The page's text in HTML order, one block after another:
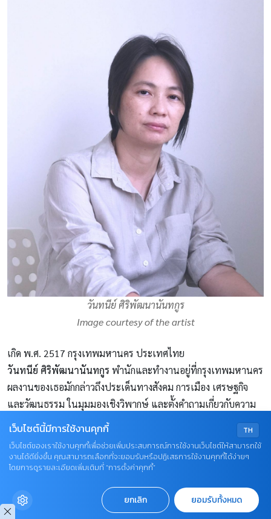
วันทนีย์ ศิริพัฒนานันทกูร
Image courtesy of the artist
เกิด พ.ศ. 2517 กรุงเทพมหานคร ประเทศไทย
วันทนีย์ ศิริพัฒนานันทกูรพำนักและทำงานอยู่ที่กรุงเทพมหานคร
ผลงานของเธอมักกล่าวถึงประเด็นทางสังคม การเมือง เศรษฐกิจ
และวัฒนธรรม ในมุมมองเชิงวิพากษ์ และตั้งคำถามเกี่ยวกับความ
หมายของชีวิต ผลงานที่ผ่านมาของเธอมีหลากหลายประเภท รวม
ถึงวิดีโออาร์ต ประติมากรรม ศิลปะจัดวาง และมักใช้สื่อมีเดียใหม่ ๆ
นิทรรศการกลุ่มที่วันทนีย์ร่วมจัดแสดงรวมถึงBIENALSUR, The
State of Thingsคัดสรรโดย เบเนเดตต้า คาสินี่ และ ลีอันโดร มาร์
ติเนซ เดปิเอตริ (Museo MACRO, Santiago, Argentina)
นิทรรศการ
Watch and Chill: Streaming Art to Your Homes
TH
เว็บไซต์นี้มีการใช้งานคุกกี้
เว็บไซต์ของเราใช้งานคุกกี้เพื่อช่วยเพิ่มประสบการณ์การใช้งานเว็บไซต์ให้สามารถใช้
งานได้ดียิ่งขึ้น คุณสามารถเลือกที่จะยอมรับหรือปฏิเสธการใช้งานคุกกี้ได้ง่ายๆ
โดยการดูรายละเอียดเพิ่มเติมที่ “การตั้งค่าคุกกี้”
ยกเลิก ยอมรับทั้งหมด